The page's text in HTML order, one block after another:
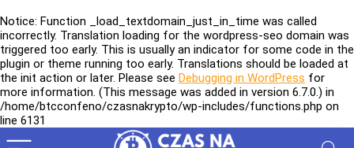
Notice: Function _load_textdomain_just_in_time was called
incorrectly. Translation loading for the wordpress-seo domain was
triggered too early. This is usually an indicator for some code in the
plugin or theme running too early. Translations should be loaded at
the init action or later. Please see Debugging in WordPress for
more information. (This message was added in version 6.7.0.) in
/home/btcconfeno/czasnakrypto/wp-includes/functions.php on
line 6131